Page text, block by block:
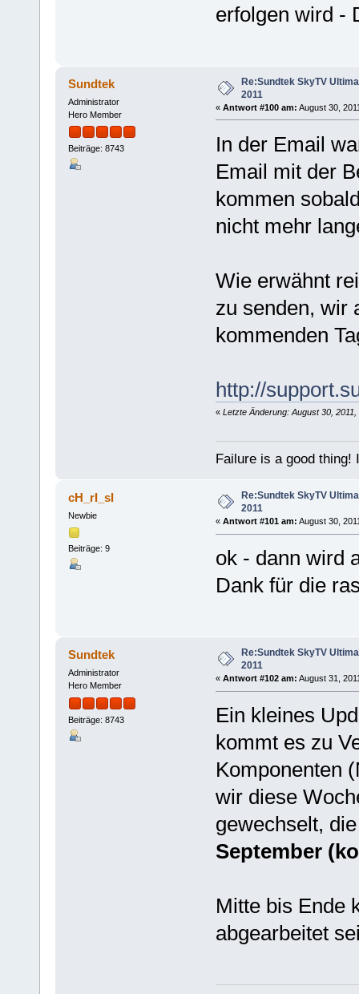
erfolgen wird -
Sundtek
Administrator
Hero Member
Beiträge: 8743
Re:Sundtek SkyTV
2011
« Antwort #100 am: August 30,
In der Email
Email mit der
kommen
nicht mehr
Wie erwähnt
zu senden, wir
kommenden
http://
« Letzte Änderung: August 30,
Failure is a good thing!
cH_rI_sI
Newbie
Beiträge: 9
Re:Sundtek SkyTV
2011
« Antwort #101 am: August 30,
ok - dann wird
Dank für die
Sundtek
Administrator
Hero Member
Beiträge: 8743
Re:Sundtek SkyTV
2011
« Antwort #102 am: August 31,
Ein kleines
kommt es zu
Komponenten
wir diese
gewechselt,
September
Mitte bis Ende
abgearbeitet